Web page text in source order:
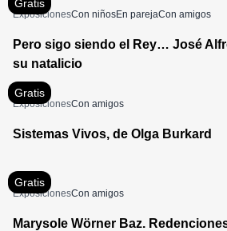
Gratis
ExposicionesCon niñosEn parejaCon amigos
Pero sigo siendo el Rey… José
su natalicio
Gratis
ExposicionesCon amigos
Sistemas Vivos, de Olga Burkard
Gratis
ExposicionesCon amigos
Marysole Wörner Baz.